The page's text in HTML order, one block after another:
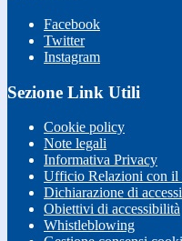
Facebook
Twitter
Instagram
Sezione Link Utili
Cookie policy
Note legali
Informativa Privacy
Ufficio Relazioni con il
Dichiarazione di
Obiettivi di accessibilità
Whistleblowing